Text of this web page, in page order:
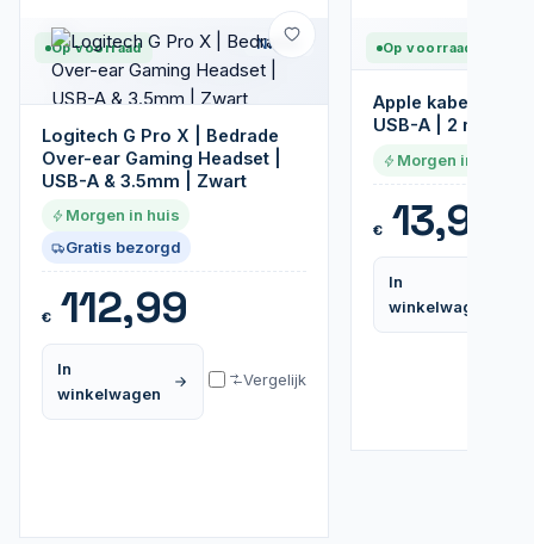
Op voorraad Nieuw
Logitech G Pro X | Bedrade
Over-ear Gaming Headset |
USB-A & 3.5mm | Zwart
Morgen in huis
Gratis bezorgd
€112,99
In
winkelwagen
Vergelijk
Op voorraad
Apple kabel |
USB-A | 2 m | Wit
Morgen in huis
€13,95
In
winkelwagen